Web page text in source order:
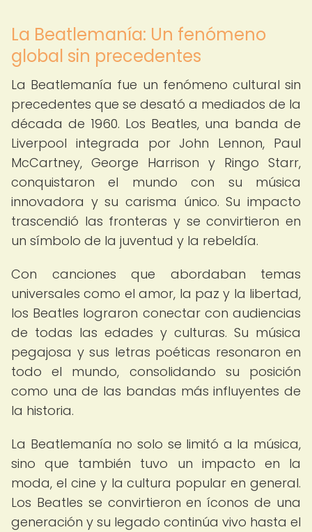
La Beatlemanía: Un fenómeno
global sin precedentes
La Beatlemanía fue un fenómeno cultural sin
precedentes que se desató a mediados de la
década de 1960. Los Beatles, una banda de
Liverpool integrada por John Lennon, Paul
McCartney, George Harrison y Ringo Starr,
conquistaron el mundo con su música
innovadora y su carisma único. Su impacto
trascendió las fronteras y se convirtieron en
un símbolo de la juventud y la rebeldía.
Con canciones que abordaban temas
universales como el amor, la paz y la libertad,
los Beatles lograron conectar con audiencias
de todas las edades y culturas. Su música
pegajosa y sus letras poéticas resonaron en
todo el mundo, consolidando su posición
como una de las bandas más influyentes de
la historia.
La Beatlemanía no solo se limitó a la música,
sino que también tuvo un impacto en la
moda, el cine y la cultura popular en general.
Los Beatles se convirtieron en íconos de una
generación y su legado continúa vivo hasta el